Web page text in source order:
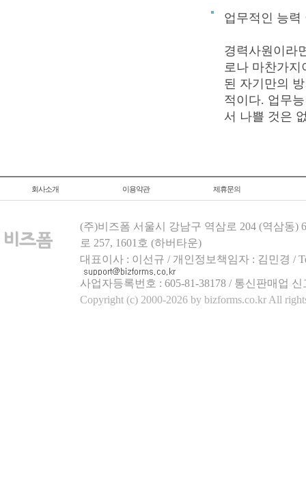
업무적인 능력
경력사원이라
로나 마찬가지
된 자기만의
적이다. 업무
서 나쁠 것은
회사소개 이용약관 제휴문의
(주)비즈폼 서울시 강남구 역삼로 204 (역삼동)
로 257, 1601호 (하버타운)
대표이사 : 이선규 / 개인정보책임자 : 김민경 /
사업자등록번호 : 605-81-38178 / 통신판매업
Copyright (c) 2000-2026 by bizforms.co.kr All